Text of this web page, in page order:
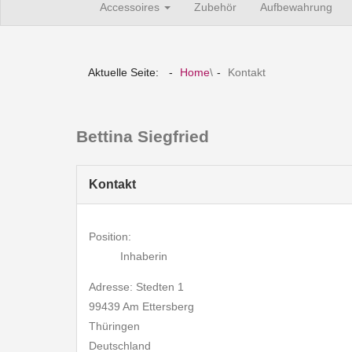
Accessoires Zubehör Aufbewahrung
Aktuelle Seite: Home\ Kontakt
Bettina Siegfried
Kontakt
Position:
Inhaberin
Adresse: Stedten 1
99439 Am Ettersberg
Thüringen
Deutschland